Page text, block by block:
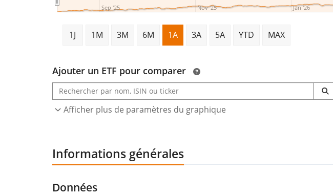
Sep '25 Nov '25 Jan '26
1J 1M 3M 6M 1A 3A 5A YTD MAX
Ajouter un ETF pour comparer
Afficher plus de paramètres du graphique
Informations générales
Données